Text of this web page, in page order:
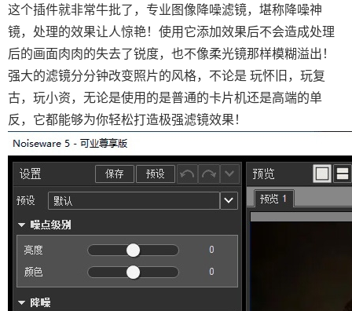
这个插件就非常牛批了， 专业图像降噪滤镜，堪称降噪神
镜，处理的效果让人惊艳！使用它添加效果后不会造成处理
后的画面肉肉的失去了锐度，也不像柔光镜那样模糊溢出！
强大的滤镜分分钟改变照片的风格，不论是 玩怀旧，玩复
古，玩小资，无论是使用的是普通的卡片机还是高端的单
反，它都能够为你轻松打造极强滤镜效果！